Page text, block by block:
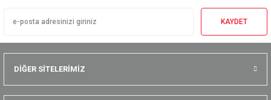
KAYDET
DİĞER SİTELERİMİZ